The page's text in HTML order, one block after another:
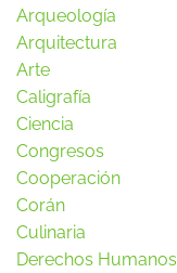
Arqueología
Arquitectura
Arte
Caligrafía
Ciencia
Congresos
Cooperación
Corán
Culinaria
Derechos Humanos